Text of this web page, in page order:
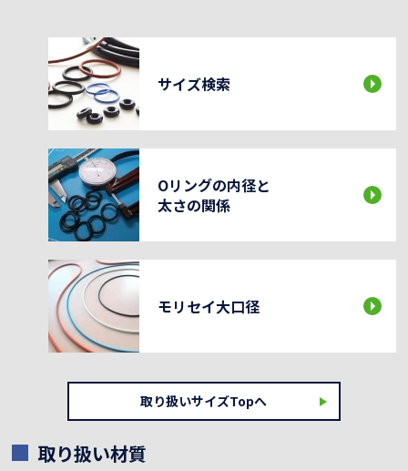
サイズ検索
Oリングの内径と
太さの関係
モリセイ大口径
取り扱いサイズTopへ
取り扱い材質